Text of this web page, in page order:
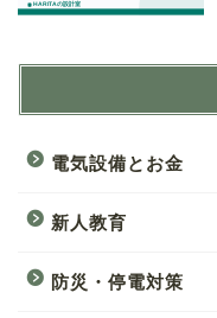
電気設備とお金
新人教育
防災・停電対策